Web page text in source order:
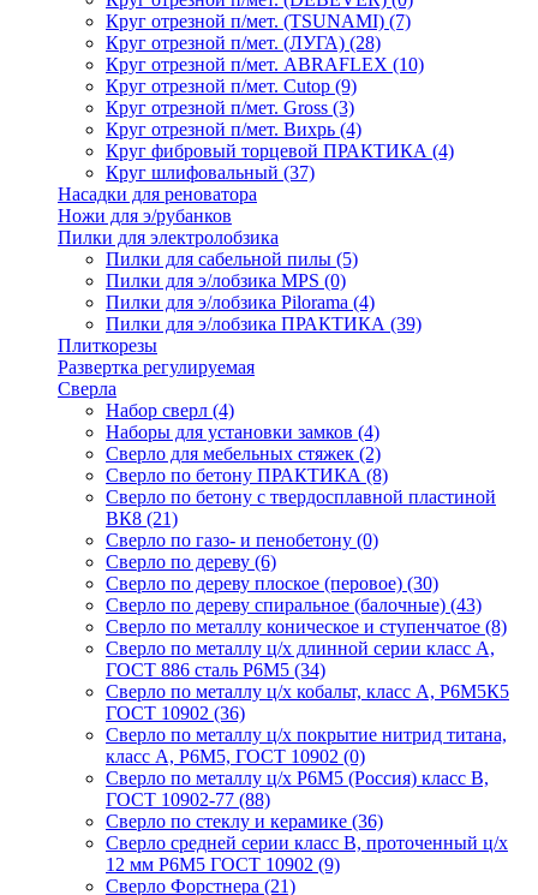
Круг отрезной п/мет. (TSUNAMI) (7)
Круг отрезной п/мет. (ЛУГА) (28)
Круг отрезной п/мет. ABRAFLEX (10)
Круг отрезной п/мет. Cutop (9)
Круг отрезной п/мет. Gross (3)
Круг отрезной п/мет. Вихрь (4)
Круг фибровый торцевой ПРАКТИКА (4)
Круг шлифовальный (37)
Насадки для реноватора
Ножи для э/рубанков
Пилки для электролобзика
Пилки для сабельной пилы (5)
Пилки для э/лобзика MPS (0)
Пилки для э/лобзика Pilorama (4)
Пилки для э/лобзика ПРАКТИКА (39)
Плиткорезы
Развертка регулируемая
Сверла
Набор сверл (4)
Наборы для установки замков (4)
Сверло для мебельных стяжек (2)
Сверло по бетону ПРАКТИКА (8)
Сверло по бетону с твердосплавной пластиной
ВК8 (21)
Сверло по газо- и пенобетону (0)
Сверло по дереву (6)
Сверло по дереву плоское (перовое) (30)
Сверло по дереву спиральное (балочные) (43)
Сверло по металлу коническое и ступенчатое (8)
Сверло по металлу ц/х длинной серии класс А,
ГОСТ 886 сталь Р6М5 (34)
Сверло по металлу ц/х кобальт, класс А, Р6М5К5
ГОСТ 10902 (36)
Сверло по металлу ц/х покрытие нитрид титана,
класс А, Р6М5, ГОСТ 10902 (0)
Сверло по металлу ц/х Р6М5 (Россия) класс В,
ГОСТ 10902-77 (88)
Сверло по стеклу и керамике (36)
Сверло средней серии класс В, проточенный ц/х
12 мм Р6М5 ГОСТ 10902 (9)
Сверло Форстнера (21)